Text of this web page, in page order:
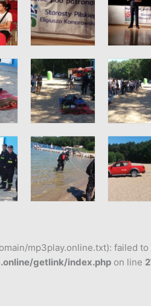
mp3play.online.txt): failed
getlink/index.php on line